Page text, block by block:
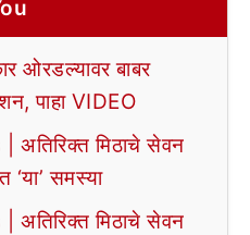
ओरडल्यावर बाबर
पाहा VIDEO
मिठाचे सेवन
‘या’ समस्या
मिठाचे सेवन